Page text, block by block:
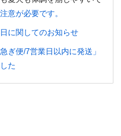
意が必要です。
に関してのお知らせ
ぎ便/7営業日以内に発送」
た